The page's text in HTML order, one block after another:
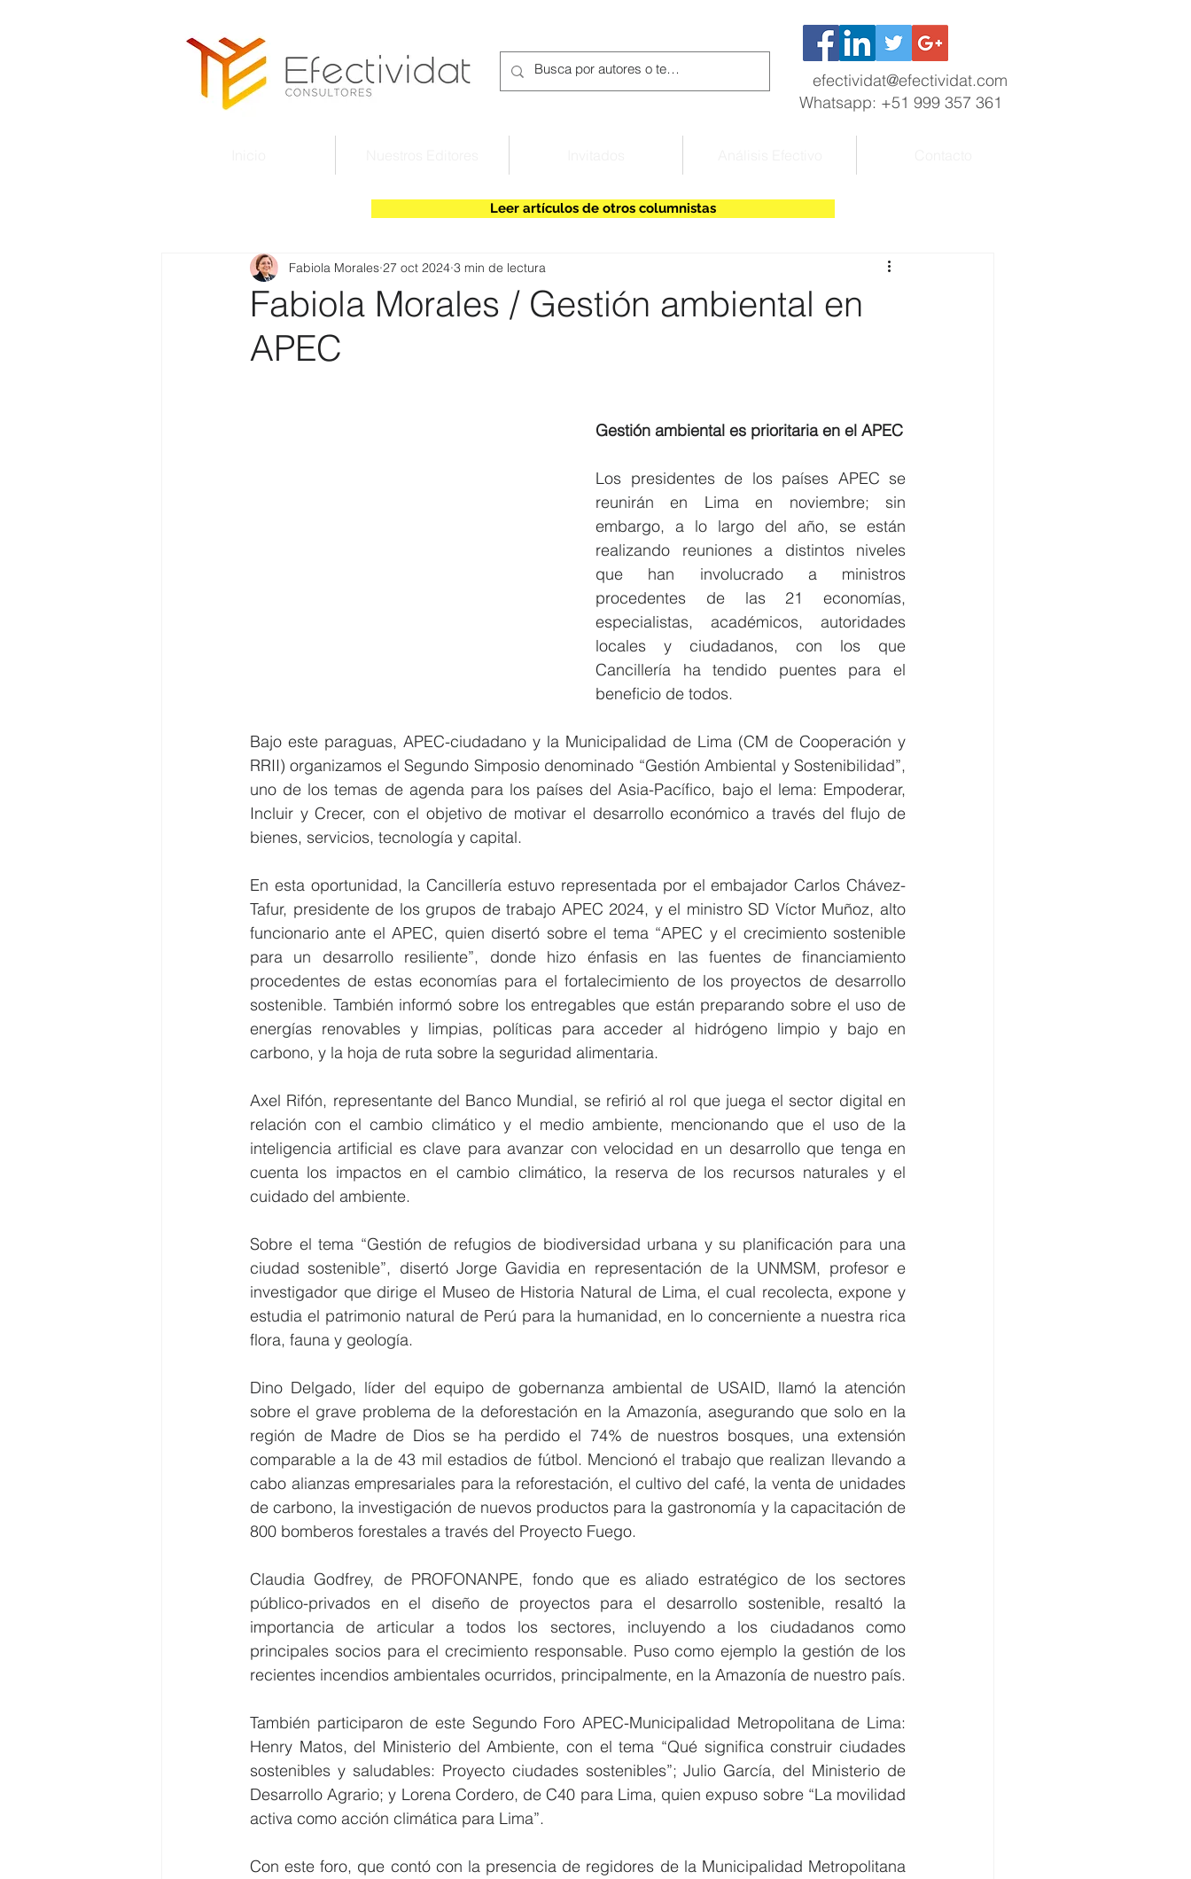
efectividat@efectividat.com
Whatsapp: +51 999 357 361
Leer artículos de otros columnistas
Fabiola Morales / Gestión ambiental en
APEC
Fabiola Morales 27 oct 2024 3 min de lectura
Gestión ambiental es prioritaria en el APEC
Los presidentes de los países APEC se
reunirán en Lima en noviembre; sin
embargo, a lo largo del año, se están
realizando reuniones a distintos niveles
que han involucrado a ministros
procedentes de las 21 economías,
especialistas, académicos, autoridades
locales y ciudadanos, con los que
Cancillería ha tendido puentes para el
beneficio de todos.
Bajo este paraguas, APEC-ciudadano y la Municipalidad de Lima (CM de Cooperación y
RRII) organizamos el Segundo Simposio denominado “Gestión Ambiental y Sostenibilidad”,
uno de los temas de agenda para los países del Asia-Pacífico, bajo el lema: Empoderar,
Incluir y Crecer, con el objetivo de motivar el desarrollo económico a través del flujo de
bienes, servicios, tecnología y capital.
En esta oportunidad, la Cancillería estuvo representada por el embajador Carlos Chávez-
Tafur, presidente de los grupos de trabajo APEC 2024, y el ministro SD Víctor Muñoz, alto
funcionario ante el APEC, quien disertó sobre el tema “APEC y el crecimiento sostenible
para un desarrollo resiliente”, donde hizo énfasis en las fuentes de financiamiento
procedentes de estas economías para el fortalecimiento de los proyectos de desarrollo
sostenible. También informó sobre los entregables que están preparando sobre el uso de
energías renovables y limpias, políticas para acceder al hidrógeno limpio y bajo en
carbono, y la hoja de ruta sobre la seguridad alimentaria.
Axel Rifón, representante del Banco Mundial, se refirió al rol que juega el sector digital en
relación con el cambio climático y el medio ambiente, mencionando que el uso de la
inteligencia artificial es clave para avanzar con velocidad en un desarrollo que tenga en
cuenta los impactos en el cambio climático, la reserva de los recursos naturales y el
cuidado del ambiente.
Sobre el tema “Gestión de refugios de biodiversidad urbana y su planificación para una
ciudad sostenible”, disertó Jorge Gavidia en representación de la UNMSM, profesor e
investigador que dirige el Museo de Historia Natural de Lima, el cual recolecta, expone y
estudia el patrimonio natural de Perú para la humanidad, en lo concerniente a nuestra rica
flora, fauna y geología.
Dino Delgado, líder del equipo de gobernanza ambiental de USAID, llamó la atención
sobre el grave problema de la deforestación en la Amazonía, asegurando que solo en la
región de Madre de Dios se ha perdido el 74% de nuestros bosques, una extensión
comparable a la de 43 mil estadios de fútbol. Mencionó el trabajo que realizan llevando a
cabo alianzas empresariales para la reforestación, el cultivo del café, la venta de unidades
de carbono, la investigación de nuevos productos para la gastronomía y la capacitación de
800 bomberos forestales a través del Proyecto Fuego.
Claudia Godfrey, de PROFONANPE, fondo que es aliado estratégico de los sectores
público-privados en el diseño de proyectos para el desarrollo sostenible, resaltó la
importancia de articular a todos los sectores, incluyendo a los ciudadanos como
principales socios para el crecimiento responsable. Puso como ejemplo la gestión de los
recientes incendios ambientales ocurridos, principalmente, en la Amazonía de nuestro país.
También participaron de este Segundo Foro APEC-Municipalidad Metropolitana de Lima:
Henry Matos, del Ministerio del Ambiente, con el tema “Qué significa construir ciudades
sostenibles y saludables: Proyecto ciudades sostenibles”; Julio García, del Ministerio de
Desarrollo Agrario; y Lorena Cordero, de C40 para Lima, quien expuso sobre “La movilidad
activa como acción climática para Lima”.
Con este foro, que contó con la presencia de regidores de la Municipalidad Metropolitana